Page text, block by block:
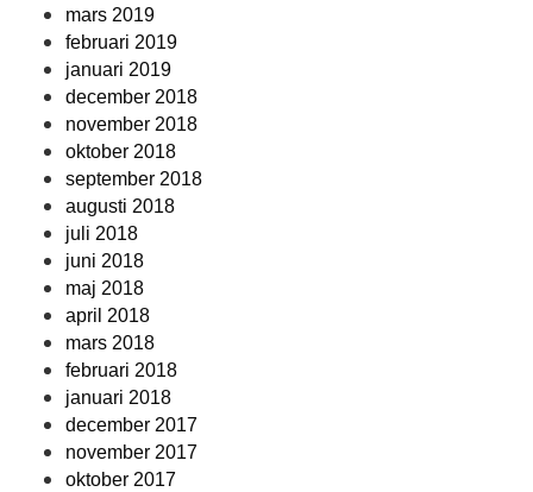
mars 2019
februari 2019
januari 2019
december 2018
november 2018
oktober 2018
september 2018
augusti 2018
juli 2018
juni 2018
maj 2018
april 2018
mars 2018
februari 2018
januari 2018
december 2017
november 2017
oktober 2017